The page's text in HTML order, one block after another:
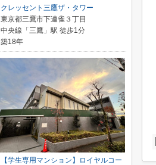
クレッセント三鷹ザ・タワー
東京都三鷹市下連雀３丁目
中央線「三鷹」駅 徒歩1分
築18年
【学生専用マンション】ロイヤルコー